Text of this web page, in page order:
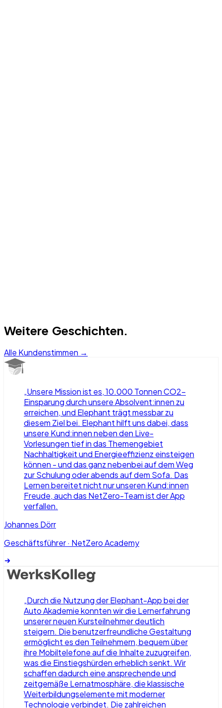
Weitere Geschichten.
Alle Kundenstimmen →
„Unsere Mission ist es, 10.000 Tonnen CO2-
Einsparung durch unsere Absolvent:innen zu
erreichen, und Elephant trägt messbar zu
diesem Ziel bei. Elephant hilft uns dabei, dass
unsere Kund:innen neben den Live-
Vorlesungen tief in das Themengebiet
Nachhaltigkeit und Energieeffizienz einsteigen
können - und das ganz nebenbei auf dem Weg
zur Schulung oder abends auf dem Sofa. Das
Lernen bereitet nicht nur unseren Kund:innen
Freude, auch das NetZero-Team ist der App
verfallen.
Johannes Dörr
Geschäftsführer· NetZero Academy
„Durch die Nutzung der Elephant-App bei der
Auto Akademie konnten wir die Lernerfahrung
unserer neuen Kursteilnehmer deutlich
steigern. Die benutzerfreundliche Gestaltung
ermöglicht es den Teilnehmern, bequem über
ihre Mobiltelefone auf die Inhalte zuzugreifen,
was die Einstiegshürden erheblich senkt. Wir
schaffen dadurch eine ansprechende und
zeitgemäße Lernatmosphäre, die klassische
Weiterbildungselemente mit moderner
Technologie verbindet. Die zahlreichen